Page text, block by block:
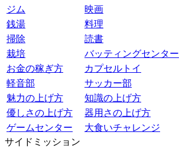
ジム
映画
銭湯
料理
掃除
読書
栽培
バッティングセンター
お金の稼ぎ方
カプセルトイ
軽音部
サッカー部
魅力の上げ方
知識の上げ方
優しさの上げ方
器用さの上げ方
ゲームセンター
大食いチャレンジ
サイドミッション